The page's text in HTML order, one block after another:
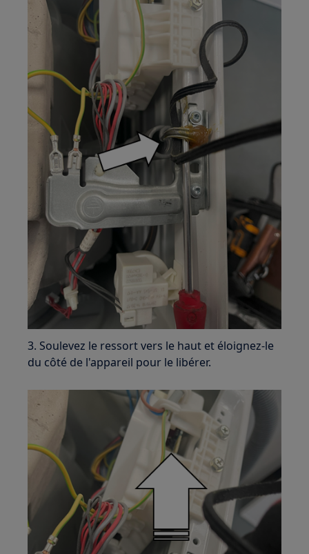
3. Soulevez le ressort vers le haut et éloignez-le
du côté de l'appareil pour le libérer.